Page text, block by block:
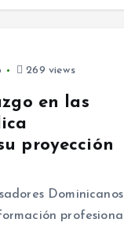
269 views
en las
proyección
Dominicanos
profesional